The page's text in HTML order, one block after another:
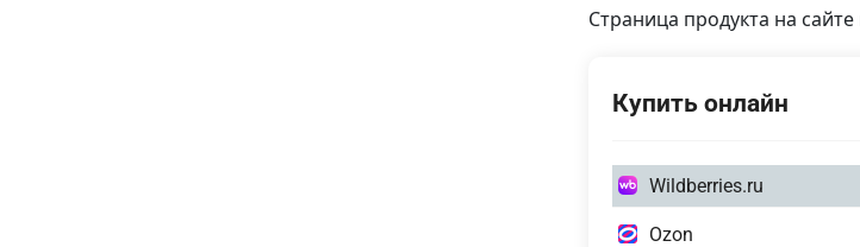
Страница продукта на
Купить онлайн
4
литра
Wildberries.ru
1
Ozon